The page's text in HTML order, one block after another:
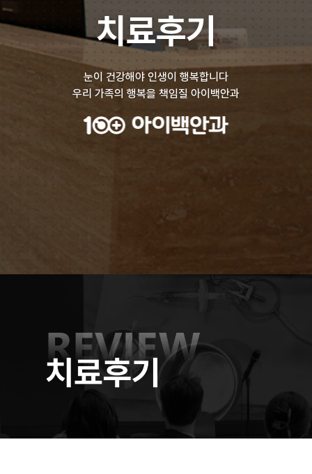
치료후기
눈이 건강해야 인생이 행복합니다
우리 가족의 행복을 책임질 아이백안과